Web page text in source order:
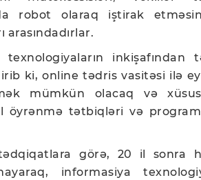
robot olaraq iştirak
inkişafından
ki, online tədris vasitəsi ilə
mümkün olacaq və
tətbiqləri və
görə, 20 il sonra
informasiya